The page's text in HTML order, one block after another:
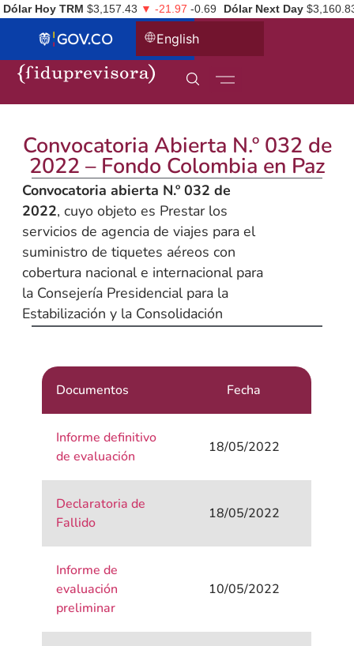
Dólar Hoy TRM $3,157.43 ▼ -21.97 -0.69 Dólar Next Day
English
Convocatoria Abierta N.º 032 de
2022 – Fondo Colombia en Paz
Convocatoria abierta N.º 032 de
2022, cuyo objeto es Prestar los
servicios de agencia de viajes para el
suministro de tiquetes aéreos con
cobertura nacional e internacional para
la Consejería Presidencial para la
Estabilización y la Consolidación
Documentos Fecha
Informe definitivo
de evaluación
18/05/2022
Declaratoria de
Fallido
18/05/2022
Informe de
evaluación
preliminar
10/05/2022